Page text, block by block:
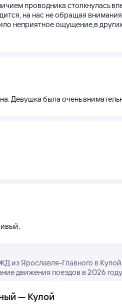
проводника столкнулась
на нас не обращая
неприятное ощущение,в
Девушка была очень
из Ярославля-Главного в
движения поездов в 2026
— Кулой